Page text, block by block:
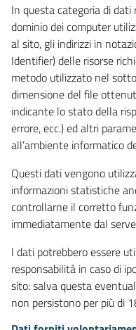
In questa categoria di
dominio dei computer
al sito, gli indirizzi in
Identifier) delle risorse
metodo utilizzato nel
dimensione del file
indicante lo stato della
errore, ecc.) ed altri
all’ambiente informatico
Questi dati vengono
informazioni statistiche
controllarne il corretto
immediatamente dal
I dati potrebbero essere
responsabilità in caso di
sito: salva questa
non persistono per più di